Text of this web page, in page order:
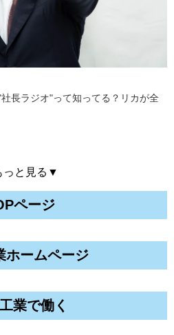
長ラジオ"って知ってる？リカが全
と見る▼
ページ
ホームページ
業で働く